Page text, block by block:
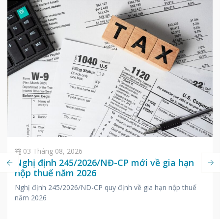
03 Tháng 08, 2026
Nghị định 245/2026/NĐ-CP mới về gia hạn
nộp thuế năm 2026
Nghị định 245/2026/ND-CP quy định về gia hạn nộp thuế
năm 2026